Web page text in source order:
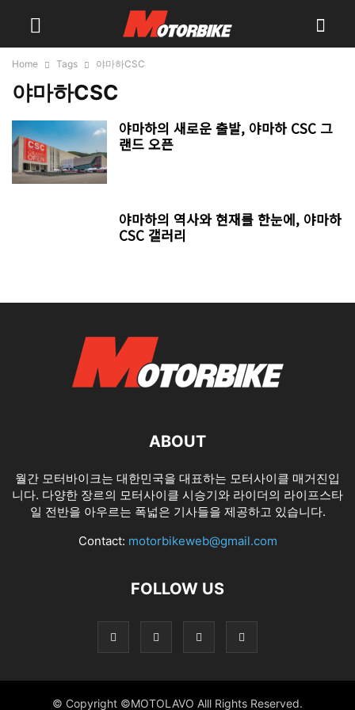
Home Tags 야마하CSC
야마하CSC
야마하의 새로운 출발, 야마하 CSC 그
랜드 오픈
야마하의 역사와 현재를 한눈에, 야마하
CSC 갤러리
ABOUT
월간 모터바이크는 대한민국을 대표하는 모터사이클 매거진입
니다. 다양한 장르의 모터사이클 시승기와 라이더의 라이프스타
일 전반을 아우르는 폭넓은 기사들을 제공하고 있습니다.
Contact: motorbikeweb@gmail.com
FOLLOW US
© Copyright ©MOTOLAVO Alll Rights Reserved.